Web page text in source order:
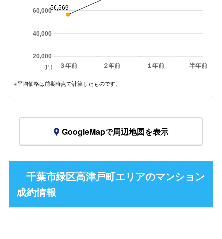
３年前 ２年前 １年前 半年前
20,000
40,000
60,00056,569
(円)
※平均価格は前期時点で計算したものです。
GoogleMapで周辺地図を表示
千葉市緑区高津戸町エリアのマンション
成約情報